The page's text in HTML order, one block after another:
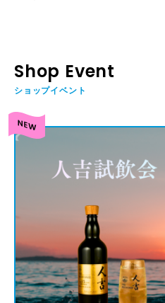
Shop Event
ショップイベント